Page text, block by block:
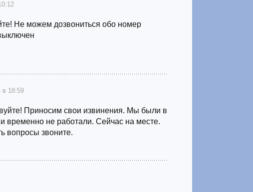
Не можем дозвониться обо номер
в 18:59
Приносим свои извинения. Мы были в
временно не работали. Сейчас на месте.
вопросы звоните.